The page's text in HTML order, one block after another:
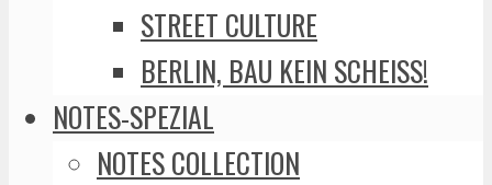
STREET CULTURE
BERLIN, BAU KEIN SCHEISS!
NOTES-SPEZIAL
NOTES COLLECTION